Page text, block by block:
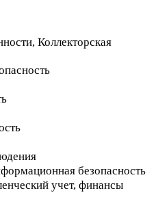
Коллекторская
безопасность
учет, финансы